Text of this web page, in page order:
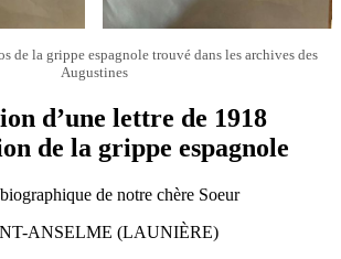
de la grippe espagnole trouvé dans les archives des
Augustines
d’une lettre de 1918
de la grippe espagnole
de notre chère Soeur
ANSELME (LAUNIÈRE)